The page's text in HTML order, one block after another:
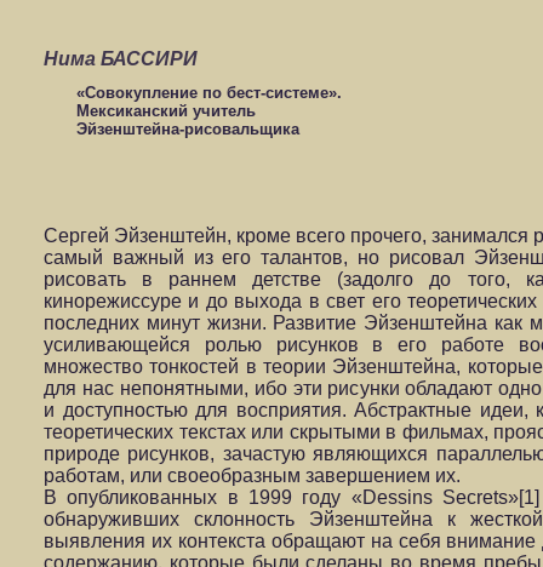
Нима БАССИРИ
«Совокупление по бест-системе».
Мексиканский учитель
Эйзенштейна-рисовальщика
Сергей Эйзенштейн, кроме всего прочего,
самый важный из его талантов, но рисовал
рисовать в раннем детстве (задолго до того,
кинорежиссуре и до выхода в свет его
последних минут жизни. Развитие Эйзенштейна как
усиливающейся ролью рисунков в его работе
множество тонкостей в теории Эйзенштейна,
для нас непонятными, ибо эти рисунки обладают
и доступностью для восприятия. Абстрактные
теоретических текстах или скрытыми в фильмах,
природе рисунков, зачастую являющихся
работам, или своеобразным завершением их.
В опубликованных в 1999 году «Dessins
обнаруживших склонность Эйзенштейна к
выявления их контекста обращают на себя
содержанию, которые были сделаны во время